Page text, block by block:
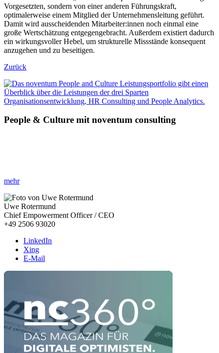
Vorgesetzten, sondern von einer anderen Führungskraft,
optimalerweise einem Mitglied der Unternehmensleitung geführt.
Damit wird ausscheidenden Mitarbeiter:innen noch einmal eine
große Wertschätzung entgegengebracht. Außerdem existiert dadurch
ein wirkungsvoller Hebel, um strukturelle Missstände konsequent
anzugehen und zu beseitigen.
Zurück
People & Culture mit noventum consulting
mehr
Uwe Rotermund
Chief Empowerment Officer / CEO
+49 2506 93020
LinkedIn
Xing
E-Mail